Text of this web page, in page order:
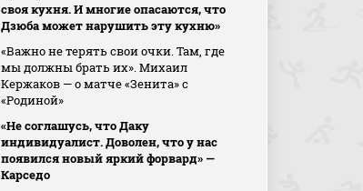
своя кухня. И многие опасаются, что
Дзюба может нарушить эту кухню»
«Важно не терять свои очки. Там, где
мы должны брать их». Михаил
Кержаков — о матче «Зенита» с
«Родиной»
«Не соглашусь, что Даку
индивидуалист. Доволен, что у нас
появился новый яркий форвард» —
Карседо